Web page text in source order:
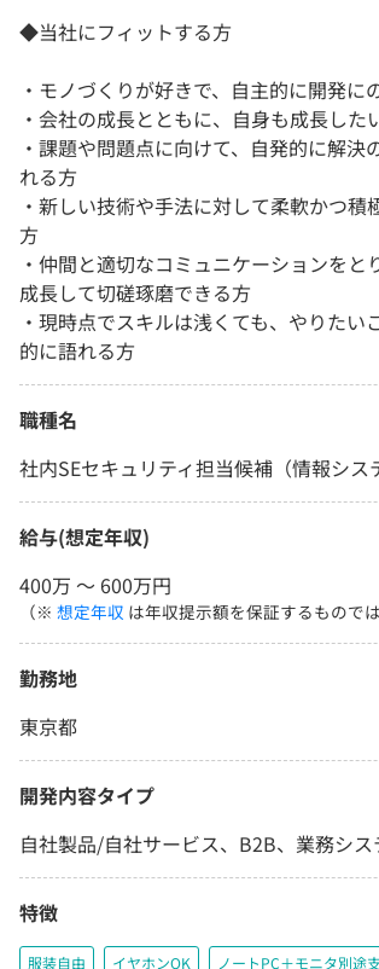
◆当社にフィットする方
・モノづくりが好きで、自主的に開発に
・会社の成長とともに、自身も成長した
・課題や問題点に向けて、自発的に解決
れる方
・新しい技術や手法に対して柔軟かつ積
方
・仲間と適切なコミュニケーションをと
成長して切磋琢磨できる方
・現時点でスキルは浅くても、やりたい
的に語れる方
職種名
社内SEセキュリティ担当候補（情報シス
給与(想定年収)
400万 〜 600万円
（※ 想定年収 は年収提示額を保証するもので
勤務地
東京都
開発内容タイプ
自社製品/自社サービス、B2B、業務シ
特徴
服装自由 イヤホンOK ノートPC＋モニタ別途